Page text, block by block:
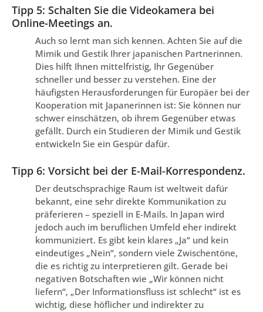
Tipp 5: Schalten Sie die Videokamera bei
Online-Meetings an.
Auch so lernt man sich kennen. Achten Sie auf die
Mimik und Gestik Ihrer japanischen Partnerinnen.
Dies hilft Ihnen mittelfristig, Ihr Gegenüber
schneller und besser zu verstehen. Eine der
häufigsten Herausforderungen für Europäer bei der
Kooperation mit Japanerinnen ist: Sie können nur
schwer einschätzen, ob ihrem Gegenüber etwas
gefällt. Durch ein Studieren der Mimik und Gestik
entwickeln Sie ein Gespür dafür.
Tipp 6: Vorsicht bei der E-Mail-Korrespondenz.
Der deutschsprachige Raum ist weltweit dafür
bekannt, eine sehr direkte Kommunikation zu
präferieren – speziell in E-Mails. In Japan wird
jedoch auch im beruflichen Umfeld eher indirekt
kommuniziert. Es gibt kein klares „Ja“ und kein
eindeutiges „Nein“, sondern viele Zwischentöne,
die es richtig zu interpretieren gilt. Gerade bei
negativen Botschaften wie „Wir können nicht
liefern“, „Der Informationsfluss ist schlecht“ ist es
wichtig, diese höflicher und indirekter zu